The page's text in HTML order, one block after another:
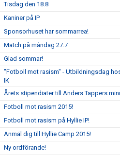
Tisdag den 18.8
Kaniner på IP
Sponsorhuset har sommarrea!
Match på måndag 27.7
Glad sommar!
"Fotboll mot rasism" - Utbildningsdag
IK
Årets stipendiater till Anders Tappers
Fotboll mot rasism 2015!
Fotboll mot rasism på Hyllie IP!
Anmäl dig till Hyllie Camp 2015!
Ny ordförande!